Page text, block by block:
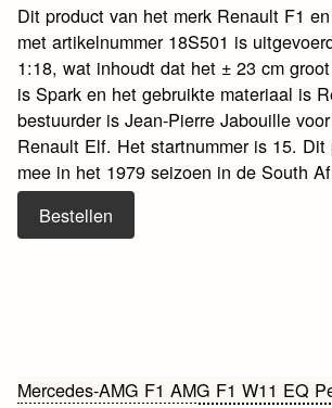
Dit product van het merk Renault F1
met artikelnummer 18S501 is
1:18, wat inhoudt dat het ± 23 cm
is Spark en het gebruikte materiaal is
bestuurder is Jean-Pierre Jabouille
Renault Elf. Het startnummer is 15. Dit
mee in het 1979 seizoen in de South
Bestellen
Bericht
Mercedes-AMG F1 AMG F1 W11 EQ